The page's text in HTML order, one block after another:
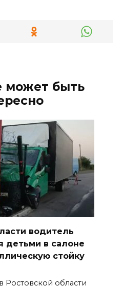
может быть
водитель
детьми в салоне
стойку
Ростовской области